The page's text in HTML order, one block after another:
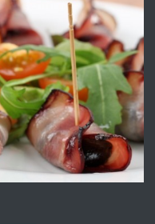
преди 1 година
работници
преди 1 година
стъпките на Ангел